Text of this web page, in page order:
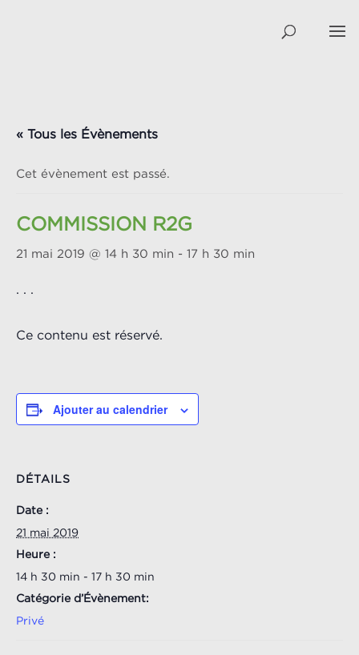
« Tous les Évènements
Cet évènement est passé.
COMMISSION R2G
21 mai 2019 @ 14 h 30 min - 17 h 30 min
. . .
Ce contenu est réservé.
Ajouter au calendrier
DÉTAILS
Date :
21 mai 2019
Heure :
14 h 30 min - 17 h 30 min
Catégorie d’Évènement:
Privé